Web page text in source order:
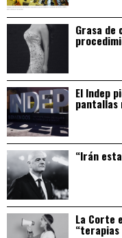
Grasa
El Indep
pantallas
“Irán
La Corte
“terapias